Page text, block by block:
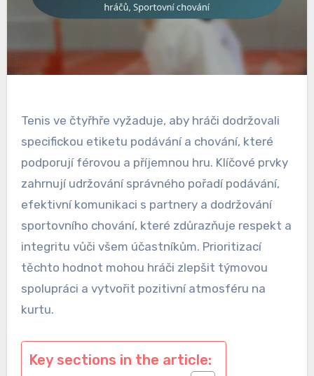
Tenis ve čtyřhře vyžaduje, aby hráči dodržovali
specifickou etiketu podávání a chování, které
podporují férovou a příjemnou hru. Klíčové prvky
zahrnují udržování správného pořadí podávání,
efektivní komunikaci s partnery a dodržování
sportovního chování, které zdůrazňuje respekt a
integritu vůči všem účastníkům. Prioritizací
těchto hodnot mohou hráči zlepšit týmovou
spolupráci a vytvořit pozitivní atmosféru na
kurtu.
Key sections in the article: